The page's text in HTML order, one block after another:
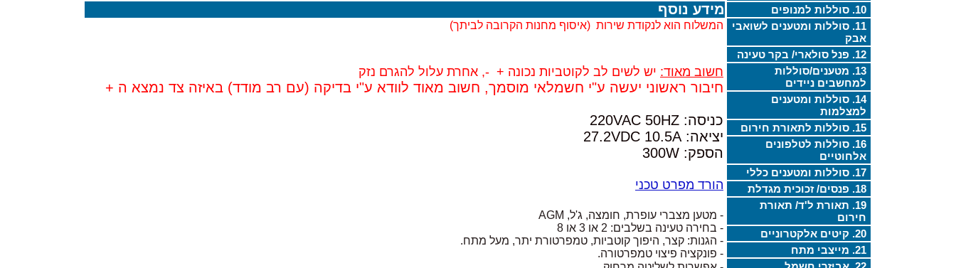
10. סוללות למנופים
11. סוללות ומטענים לשואבי
אבק
12. פנל סולארי/ בקר טעינה
13. מטענים/סוללות
למחשבים ניידים
14. סוללות ומטענים
למצלמות
15. סוללות לתאורת חירום
16. סוללות לטלפונים
אלחוטיים
17. סוללות ומטענים כללי
18. פנסים/ זכוכית מגדלת
19. תאורת ל'ד/ תאורת
חירום
20. קיטים אלקטרוניים
21. מייצבי מתח
מידע נוסף
המשלוח הוא לנקודת שירות (איסוף מחנות הקרובה לביתך)
חשוב מאוד: יש לשים לב לקוטביות נכונה + -, אחרת עלול להגרם נזק
חיבור ראשוני יעשה ע"י חשמלאי מוסמך, חשוב מאוד לוודא ע"י בדיקה (עם רב מודד) באיזה צד נמצא ה +
כניסה: 220VAC 50HZ
יציאה: 27.2VDC 10.5A
הספק: 300W
הורד מפרט טכני
- מטען מצברי עופרת, חומצה, ג'ל, AGM
- בחירה טעינה בשלבים: 2 או 3 או 8
- הגנות: קצר, היפוך קוטביות, טמפרטורת יתר, מעל מתח.
- פונקציה פיצוי טמפרטורה.